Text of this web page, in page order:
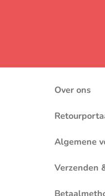
Over ons
Algemene
Verzenden